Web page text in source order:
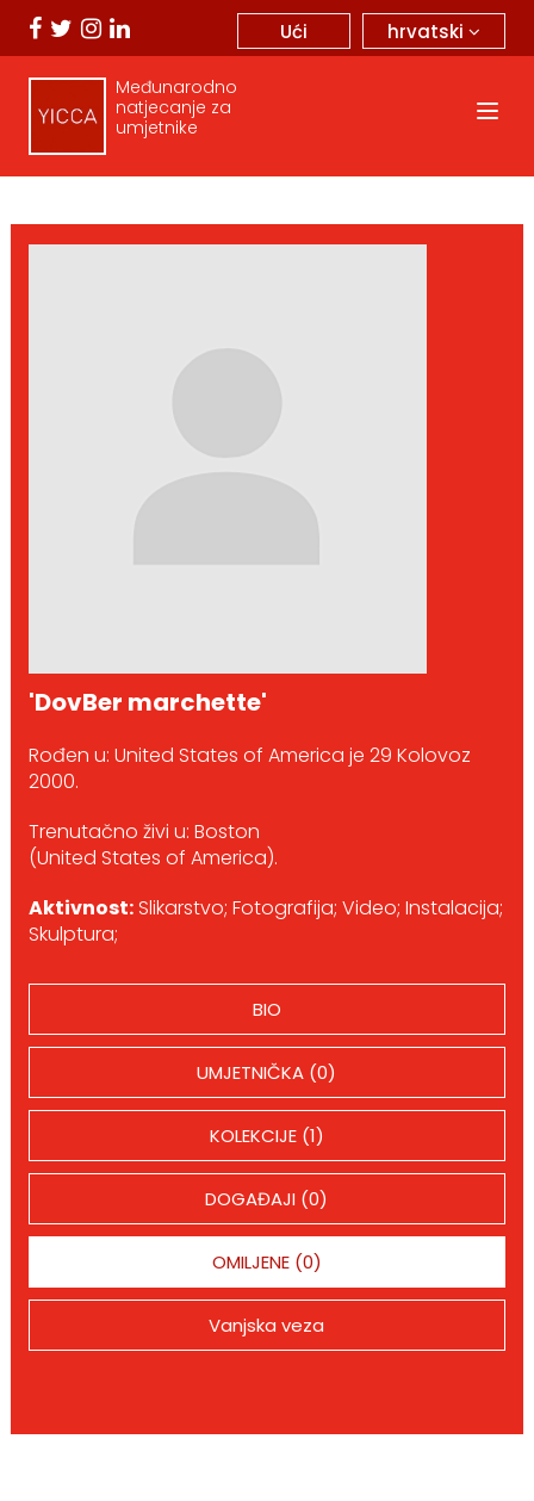
hrvatski
Ući
Međunarodno
natjecanje za
umjetnike
'DovBer marchette'
Rođen u: United States of America je 29 Kolovoz
2000.
Trenutačno živi u: Boston
(United States of America).
Aktivnost:Slikarstvo; Fotografija; Video; Instalacija;
Skulptura;
BIO
UMJETNIČKA (0)
KOLEKCIJE (1)
DOGAĐAJI (0)
OMILJENE (0)
Vanjska veza